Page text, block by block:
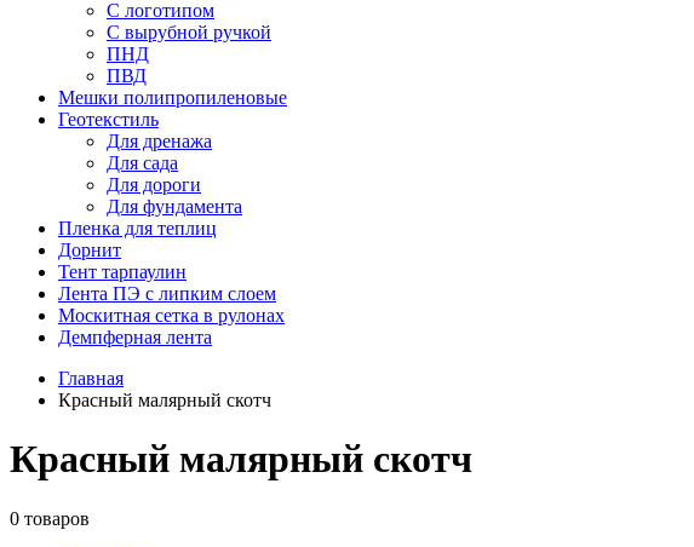
С логотипом
С вырубной ручкой
ПНД
ПВД
Мешки полипропиленовые
Геотекстиль
Для дренажа
Для сада
Для дороги
Для фундамента
Пленка для теплиц
Дорнит
Тент тарпаулин
Лента ПЭ с липким слоем
Москитная сетка в рулонах
Демпферная лента
Главная
Красный малярный скотч
Красный малярный скотч
0 товаров